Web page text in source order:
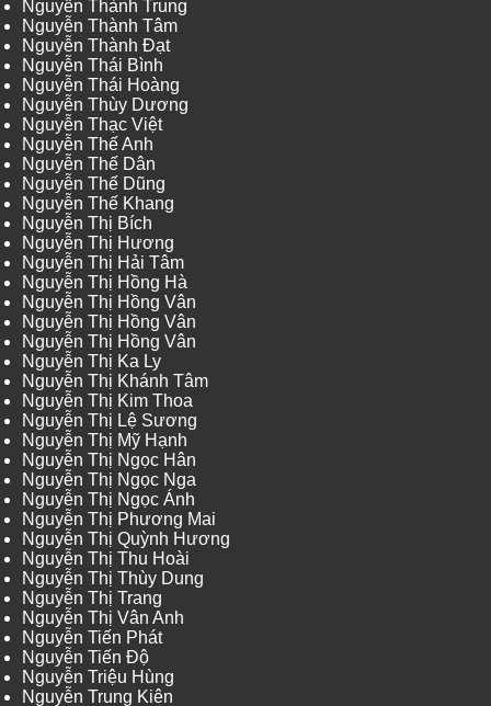
Nguyễn Thành Trung
Nguyễn Thành Tâm
Nguyễn Thành Đạt
Nguyễn Thái Bình
Nguyễn Thái Hoàng
Nguyễn Thùy Dương
Nguyễn Thạc Việt
Nguyễn Thế Anh
Nguyễn Thế Dân
Nguyễn Thế Dũng
Nguyễn Thế Khang
Nguyễn Thị Bích
Nguyễn Thị Hương
Nguyễn Thị Hải Tâm
Nguyễn Thị Hồng Hà
Nguyễn Thị Hồng Vân
Nguyễn Thị Hồng Vân
Nguyễn Thị Hồng Vân
Nguyễn Thị Ka Ly
Nguyễn Thị Khánh Tâm
Nguyễn Thị Kim Thoa
Nguyễn Thị Lệ Sương
Nguyễn Thị Mỹ Hạnh
Nguyễn Thị Ngọc Hân
Nguyễn Thị Ngọc Nga
Nguyễn Thị Ngọc Ánh
Nguyễn Thị Phương Mai
Nguyễn Thị Quỳnh Hương
Nguyễn Thị Thu Hoài
Nguyễn Thị Thùy Dung
Nguyễn Thị Trang
Nguyễn Thị Vân Anh
Nguyễn Tiến Phát
Nguyễn Tiến Độ
Nguyễn Triệu Hùng
Nguyễn Trung Kiên